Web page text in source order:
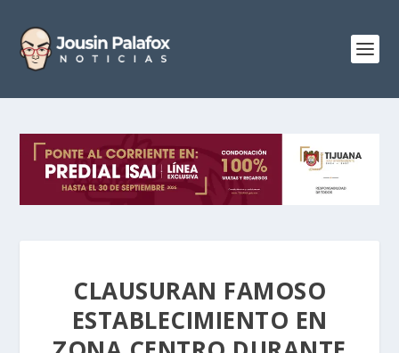
CLAUSURAN FAMOSO
ESTABLECIMIENTO EN